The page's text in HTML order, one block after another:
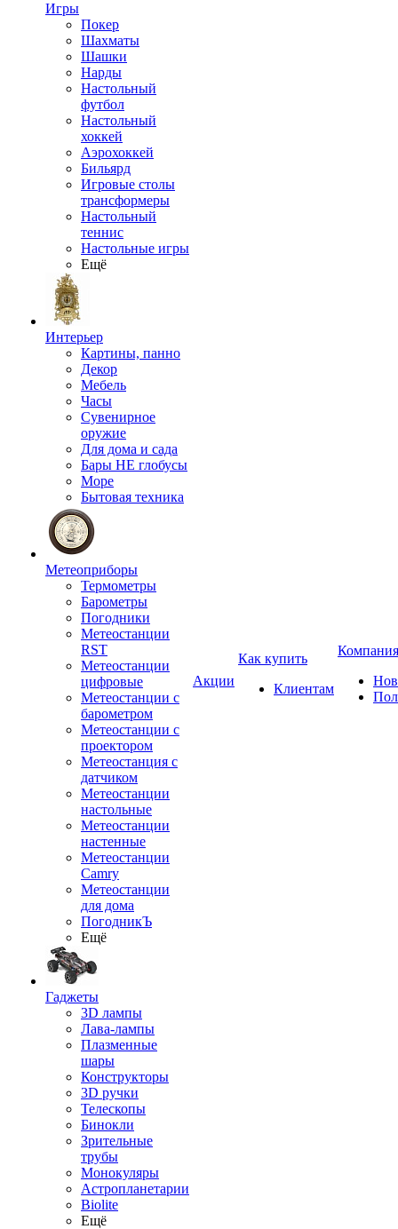
Игры
Покер
Шахматы
Шашки
Нарды
Настольный
футбол
Настольный
хоккей
Аэрохоккей
Бильярд
Игровые столы
трансформеры
Настольный
теннис
Настольные игры
Ещё
Интерьер
Картины, панно
Декор
Мебель
Часы
Сувенирное
оружие
Для дома и сада
Бары НЕ глобусы
Море
Бытовая техника
Метеоприборы
Термометры
Барометры
Погодники
Метеостанции
RST
Метеостанции
цифровые
Метеостанции с
барометром
Метеостанции с
проектором
Метеостанция с
датчиком
Метеостанции
настольные
Метеостанции
настенные
Метеостанции
Camry
Метеостанции
для дома
ПогодникЪ
Ещё
Гаджеты
3D лампы
Лава-лампы
Плазменные
шары
Конструкторы
3D ручки
Телескопы
Бинокли
Зрительные
трубы
Монокуляры
Астропланетарии
Biolite
Ещё
Акции
Как купить
Клиентам
Компания